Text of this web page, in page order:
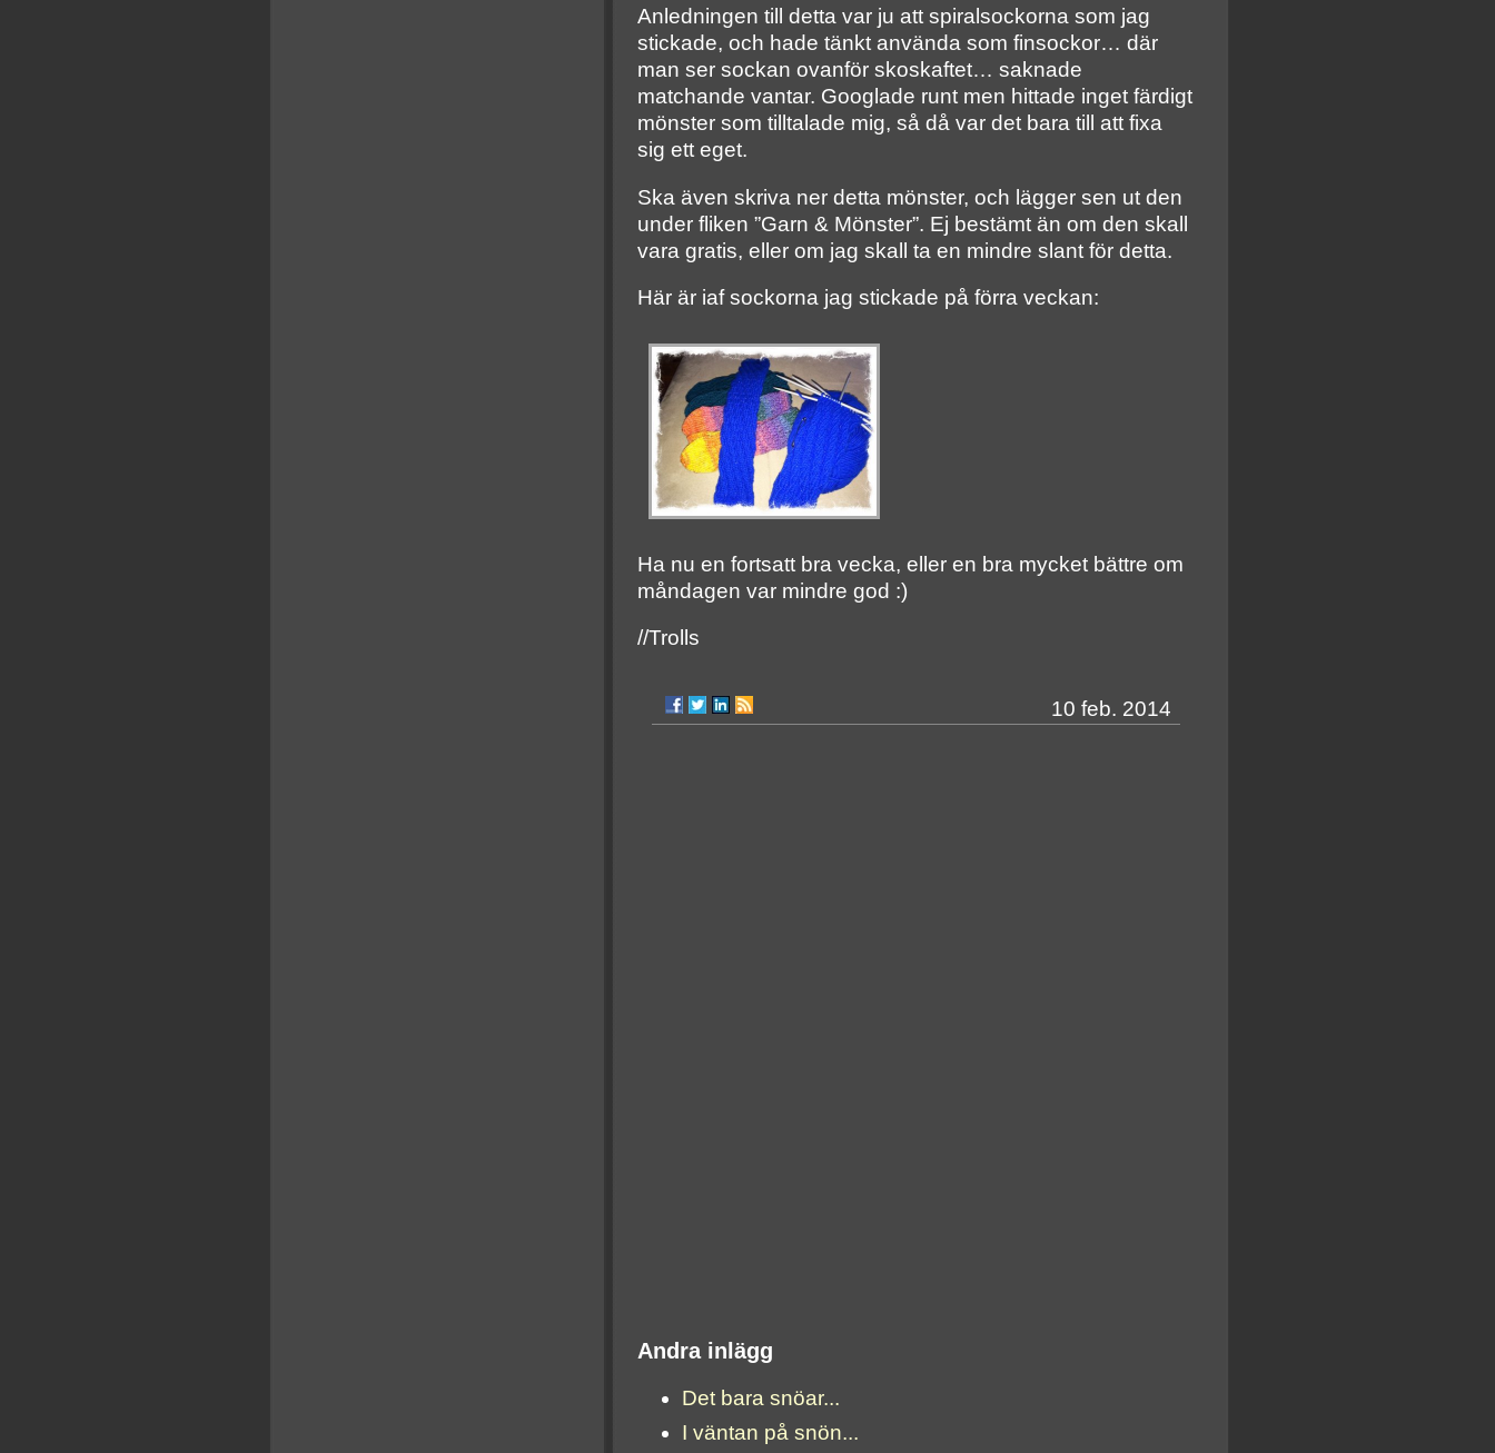
Anledningen till detta var ju att spiralsockorna som jag
stickade, och hade tänkt använda som finsockor… där
man ser sockan ovanför skoskaftet… saknade
matchande vantar. Googlade runt men hittade inget färdigt
mönster som tilltalade mig, så då var det bara till att fixa
sig ett eget.
Ska även skriva ner detta mönster, och lägger sen ut den
under fliken ”Garn & Mönster”. Ej bestämt än om den skall
vara gratis, eller om jag skall ta en mindre slant för detta.
Här är iaf sockorna jag stickade på förra veckan:
Ha nu en fortsatt bra vecka, eller en bra mycket bättre om
måndagen var mindre god :)
//Trolls
10 feb. 2014
Andra inlägg
Det bara snöar...
I väntan på snön...